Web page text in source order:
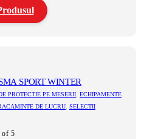
SPORT WINTER
PROTECTIE PE MESERII, ECHIPAMENTE
DE LUCRU, SELECTII
of 5